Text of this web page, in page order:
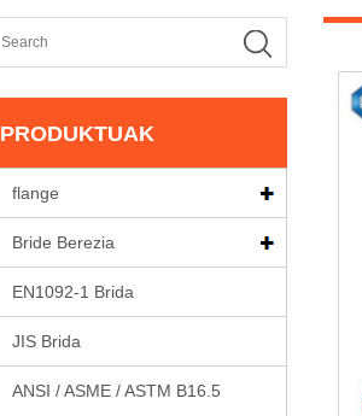
PRODUKTUAK
flange
Bride Berezia
EN1092-1 Brida
JIS Brida
ANSI / ASME / ASTM B16.5